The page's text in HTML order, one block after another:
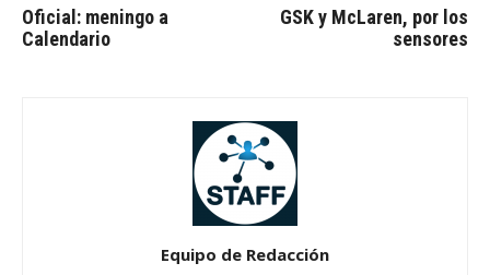
Oficial: meningo a
Calendario
GSK y McLaren, por los
sensores
Equipo de Redacción